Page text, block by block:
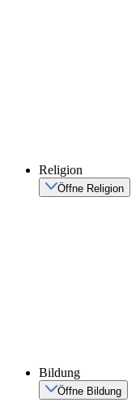
Religion
Öffne Religion
Bildung
Öffne Bildung